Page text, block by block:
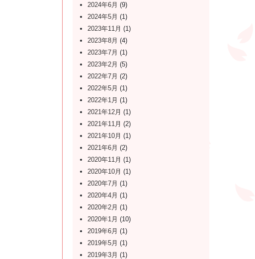
2024年6月 (9)
2024年5月 (1)
2023年11月 (1)
2023年8月 (4)
2023年7月 (1)
2023年2月 (5)
2022年7月 (2)
2022年5月 (1)
2022年1月 (1)
2021年12月 (1)
2021年11月 (2)
2021年10月 (1)
2021年6月 (2)
2020年11月 (1)
2020年10月 (1)
2020年7月 (1)
2020年4月 (1)
2020年2月 (1)
2020年1月 (10)
2019年6月 (1)
2019年5月 (1)
2019年3月 (1)